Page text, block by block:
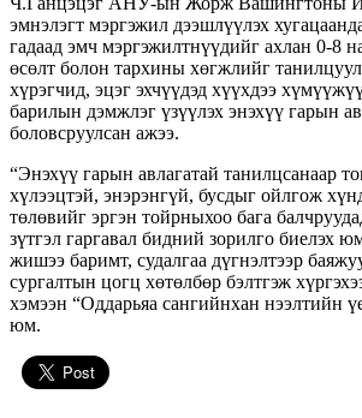
эмнэлэгт мэргэжил дээшлүүлэх
гадаад эмч мэргэжилтнүүдийг ахлан 0-8
өсөлт болон тархины хөгжлийг
хүрэгчид, эцэг эхчүүдэд хүүхдээ
барилын дэмжлэг үзүүлэх энэхүү гарын
боловсруулсан ажээ.
“Энэхүү гарын авлагатай танилцсанаар
хүлээцтэй, энэрэнгүй, бусдыг ойлгож
төлөвийг эргэн тойрныхоо бага
зүтгэл гаргавал бидний зорилго биелэх
жишээ баримт, судалгаа дүгнэлтээр
сургалтын цогц хөтөлбөр бэлтгэж
хэмээн “Оддарьяа сангийнхан нээлтийн
юм.